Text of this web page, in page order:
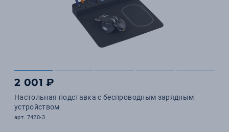
2 001 ₽
Настольная подставка с беспроводным зарядным
устройством
арт. 7420-3